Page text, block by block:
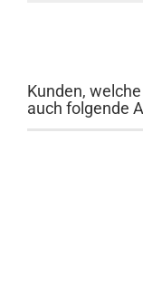
Kunden,
auch folgende